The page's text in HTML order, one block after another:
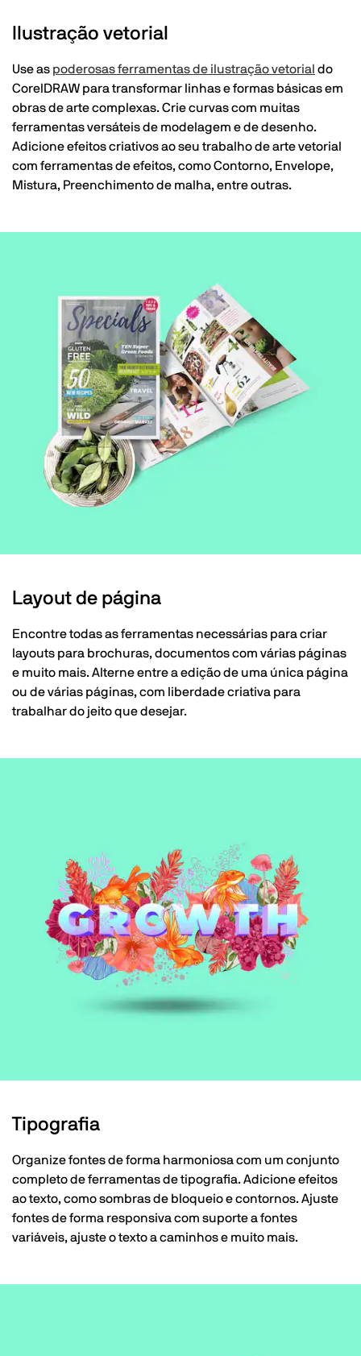
Ilustração vetorial
Use as poderosas ferramentas de ilustração vetorial do
CorelDRAW para transformar linhas e formas básicas em
obras de arte complexas. Crie curvas com muitas
ferramentas versáteis de modelagem e de desenho.
Adicione efeitos criativos ao seu trabalho de arte vetorial
com ferramentas de efeitos, como Contorno, Envelope,
Mistura, Preenchimento de malha, entre outras.
Layout de página
Encontre todas as ferramentas necessárias para criar
layouts para brochuras, documentos com várias páginas
e muito mais. Alterne entre a edição de uma única página
ou de várias páginas, com liberdade criativa para
trabalhar do jeito que desejar.
Tipografia
Organize fontes de forma harmoniosa com um conjunto
completo de ferramentas de tipografia. Adicione efeitos
ao texto, como sombras de bloqueio e contornos. Ajuste
fontes de forma responsiva com suporte a fontes
variáveis, ajuste o texto a caminhos e muito mais.